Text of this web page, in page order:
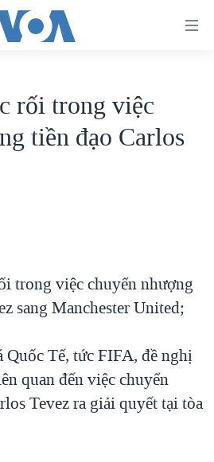
2024
TẠI DẢI GAZA
rối trong việc
tiền đạo Carlos
trong việc chuyển nhượng
sang Manchester United;
Tế, tức FIFA, đề nghị
quan đến việc chuyển
Tevez ra giải quyết tại tòa